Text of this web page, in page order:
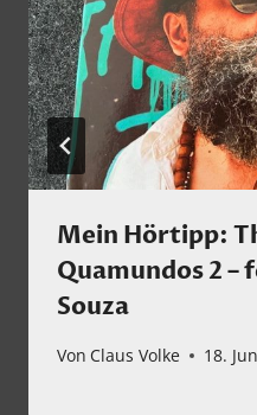
Mein Hörtipp:
Quamundos 2 –
Souza
Von Claus Volke 18.